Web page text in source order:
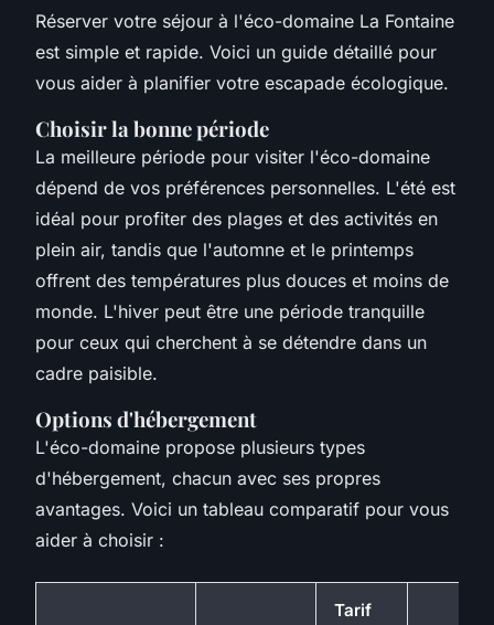
Réserver votre séjour à l'éco-domaine La Fontaine
est simple et rapide. Voici un guide détaillé pour
vous aider à planifier votre escapade écologique.
Choisir la bonne période
La meilleure période pour visiter l'éco-domaine
dépend de vos préférences personnelles. L'été est
idéal pour profiter des plages et des activités en
plein air, tandis que l'automne et le printemps
offrent des températures plus douces et moins de
monde. L'hiver peut être une période tranquille
pour ceux qui cherchent à se détendre dans un
cadre paisible.
Options d'hébergement
L'éco-domaine propose plusieurs types
d'hébergement, chacun avec ses propres
avantages. Voici un tableau comparatif pour vous
aider à choisir :
Tarif